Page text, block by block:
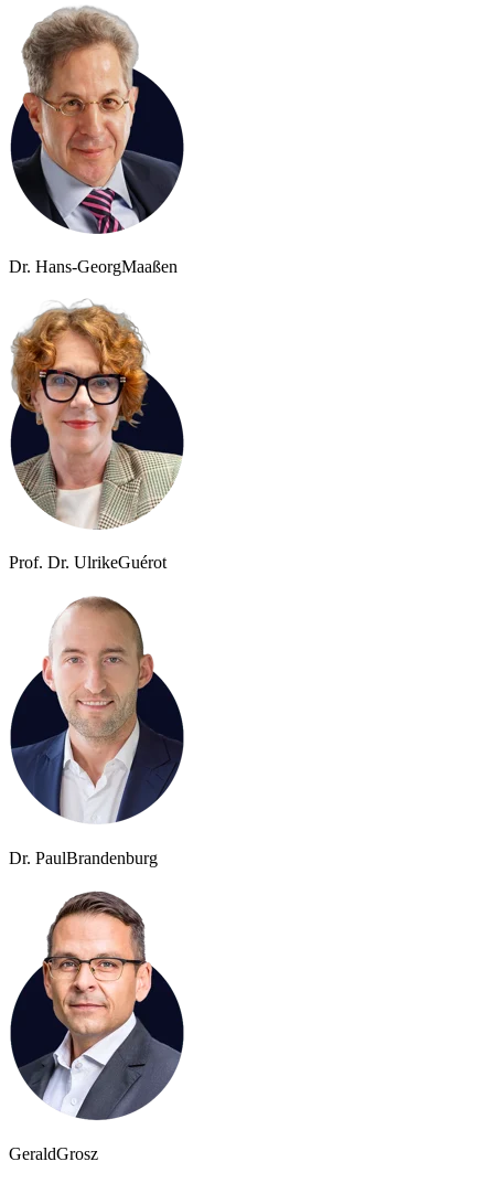
Dr. Hans-GeorgMaaßen
Prof. Dr. UlrikeGuérot
Dr. PaulBrandenburg
GeraldGrosz